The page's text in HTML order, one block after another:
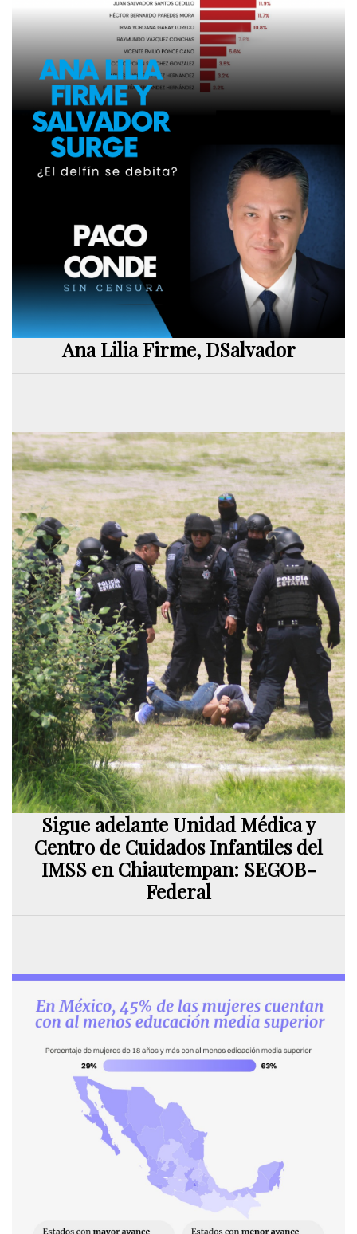
Ana Lilia Firme, DSalvador
Sigue adelante Unidad Médica y
Centro de Cuidados Infantiles del
IMSS en Chiautempan: SEGOB-
Federal